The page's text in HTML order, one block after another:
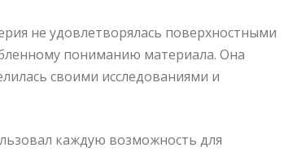
не удовлетворялась поверхностными
пониманию материала. Она
своими исследованиями и
каждую возможность для